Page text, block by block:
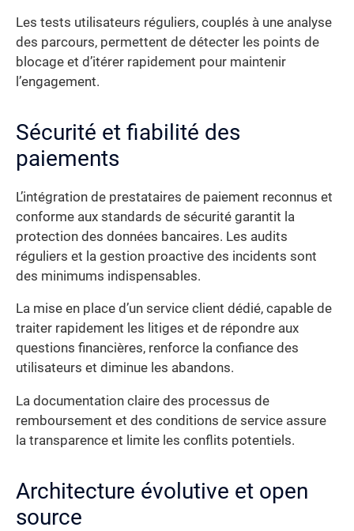
Les tests utilisateurs réguliers, couplés à une analyse
des parcours, permettent de détecter les points de
blocage et d’itérer rapidement pour maintenir
l’engagement.
Sécurité et fiabilité des
paiements
L’intégration de prestataires de paiement reconnus et
conforme aux standards de sécurité garantit la
protection des données bancaires. Les audits
réguliers et la gestion proactive des incidents sont
des minimums indispensables.
La mise en place d’un service client dédié, capable de
traiter rapidement les litiges et de répondre aux
questions financières, renforce la confiance des
utilisateurs et diminue les abandons.
La documentation claire des processus de
remboursement et des conditions de service assure
la transparence et limite les conflits potentiels.
Architecture évolutive et open
source